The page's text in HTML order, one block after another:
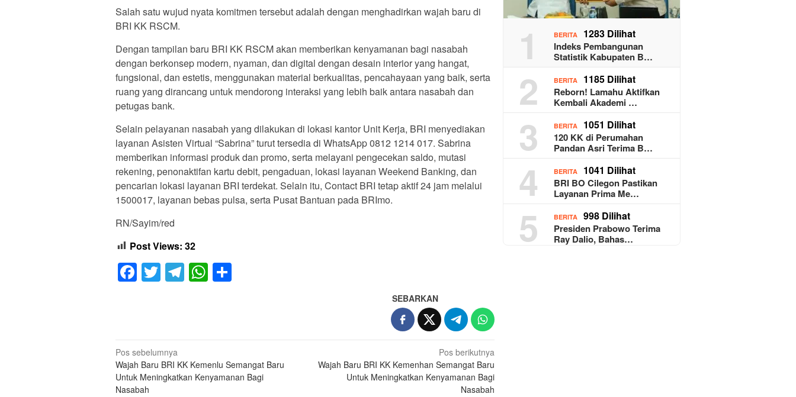
Salah satu wujud nyata komitmen tersebut adalah dengan menghadirkan wajah baru di
BRI KK RSCM.
Dengan tampilan baru BRI KK RSCM akan memberikan kenyamanan bagi nasabah
dengan berkonsep modern, nyaman, dan digital dengan desain interior yang hangat,
fungsional, dan estetis, menggunakan material berkualitas, pencahayaan yang baik, serta
ruang yang dirancang untuk mendorong interaksi yang lebih baik antara nasabah dan
petugas bank.
Selain pelayanan nasabah yang dilakukan di lokasi kantor Unit Kerja, BRI menyediakan
layanan Asisten Virtual “Sabrina” turut tersedia di WhatsApp 0812 1214 017. Sabrina
memberikan informasi produk dan promo, serta melayani pengecekan saldo, mutasi
rekening, penonaktifan kartu debit, pengaduan, lokasi layanan Weekend Banking, dan
pencarian lokasi layanan BRI terdekat. Selain itu, Contact BRI tetap aktif 24 jam melalui
1500017, layanan bebas pulsa, serta Pusat Bantuan pada BRImo.
RN/Sayim/red
Post Views: 32
Facebook
TwitterTelegram
WhatsApp
SEBARKAN
Navigasi
pos
Pos sebelumnya
Wajah Baru BRI KK Kemenlu Semangat Baru
Untuk Meningkatkan Kenyamanan Bagi
Nasabah
Pos berikutnya
Wajah Baru BRI KK Kemenhan Semangat Baru
Untuk Meningkatkan Kenyamanan Bagi
Nasabah
1 BERITA 1283 Dilihat
Indeks Pembangunan
Statistik Kabupaten B…
2 BERITA 1185 Dilihat
Reborn! Lamahu Aktifkan
Kembali Akademi …
3 BERITA 1051 Dilihat
120 KK di Perumahan
Pandan Asri Terima B…
4 BERITA 1041 Dilihat
BRI BO Cilegon Pastikan
Layanan Prima Me…
5 BERITA 998 Dilihat
Presiden Prabowo Terima
Ray Dalio, Bahas…